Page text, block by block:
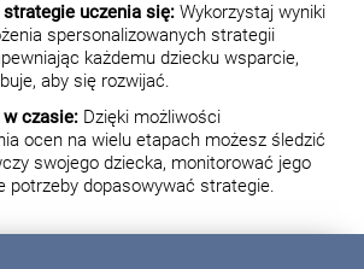
uczenia się: Wykorzystaj wyniki
spersonalizowanych strategii
każdemu dziecku wsparcie,
aby się rozwijać.
czasie: Dzięki możliwości
ocen na wielu etapach możesz śledzić
swojego dziecka, monitorować jego
potrzeby dopasowywać strategie.